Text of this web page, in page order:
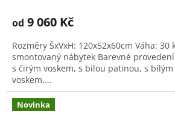
od 9 060 Kč
Rozměry ŠxVxH: 120x52x60cm Váha: 30
smontovaný nábytek Barevné
s čirým voskem, s bílou patinou, s
voskem,...
Novinka